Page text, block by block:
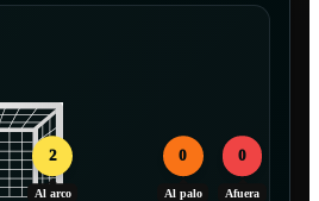
2
Al arco
0
Al palo
0
Afuera